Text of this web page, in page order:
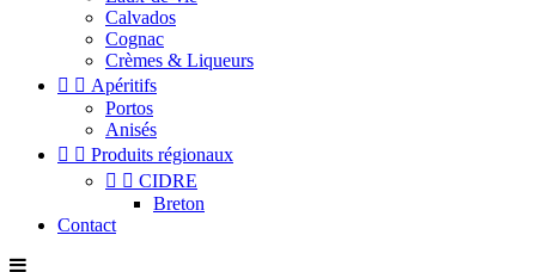
Calvados
Cognac
Crèmes & Liqueurs
  Apéritifs
Portos
Anisés
  Produits régionaux
  CIDRE
Breton
Contact